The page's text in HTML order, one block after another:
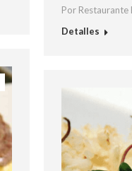
Por Restaurante
Detalles